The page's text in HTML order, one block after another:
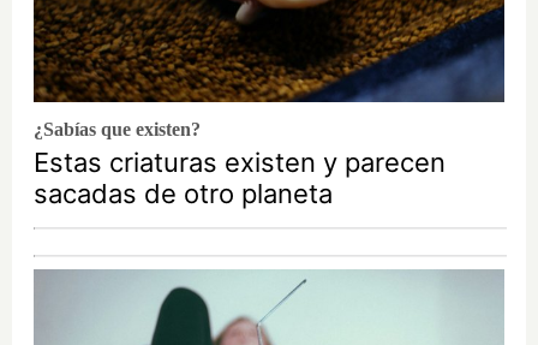
¿Sabías que existen?
Estas criaturas existen y parecen
sacadas de otro planeta